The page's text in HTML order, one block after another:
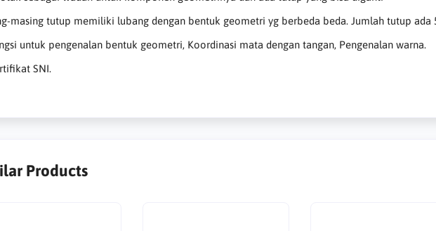
masing tutup memiliki lubang dengan bentuk geometri yg berbeda beda. Jumlah tutup ada
untuk pengenalan bentuk geometri, Koordinasi mata dengan tangan, Pengenalan warna.
SNI.
Products